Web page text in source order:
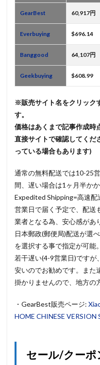
GearBest 60,917円
Everbuying $696.14
Banggood 64,107円
Geekbuying $608.99
※販売サイト名をクリック
す。
価格はあくまで記事作成時
直接サイトで確認してくだ
っている場合もあります)
通常の無料配送では10-25
間、遅い場合は1ヶ月半か
Expedited Shipping=高速
営業日で届く予定で、配送
業者となる為、安心感があ
日本郵政(郵便局)配送が選
を選択する事で指定が可能
若干遅い(4-9営業日)ですが
安いのでお勧めです。また
掛かりませんので、地方の
・GearBest販売ページ:
HOME CHINESE VERSION
セール/クーポ